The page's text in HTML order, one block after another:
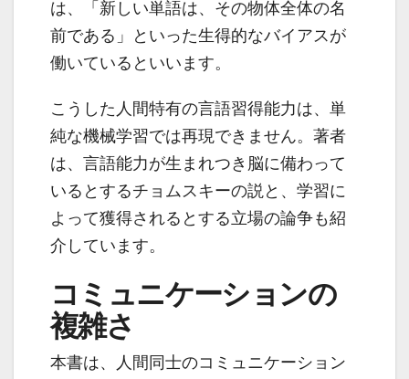
は、「新しい単語は、その物体全体の名
前である」といった生得的なバイアスが
働いているといいます。
こうした人間特有の言語習得能力は、単
純な機械学習では再現できません。著者
は、言語能力が生まれつき脳に備わって
いるとするチョムスキーの説と、学習に
よって獲得されるとする立場の論争も紹
介しています。
コミュニケーションの
複雑さ
本書は、人間同士のコミュニケーション